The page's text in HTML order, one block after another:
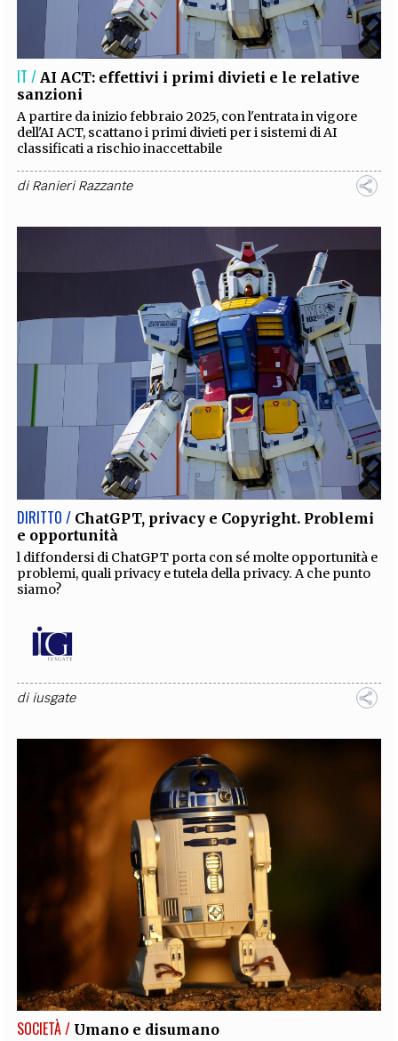
EXTRA
CODICI RUBRICHE LIBRI PROCEEDINGS PUBBLICITÀ CONTATTI
SOCIAL MEDIA
IT / AI ACT: effettivi i primi divieti e le relative
sanzioni
A partire da inizio febbraio 2025, con l'entrata in vigore
dell'AI ACT, scattano i primi divieti per i sistemi di AI
classificati a rischio inaccettabile
diRanieri Razzante
DIRITTO / ChatGPT, privacy e Copyright. Problemi
e opportunità
l diffondersi di ChatGPT porta con sé molte opportunità e
problemi, quali privacy e tutela della privacy. A che punto
siamo?
di iusgate
SOCIETÀ / Umano e disumano